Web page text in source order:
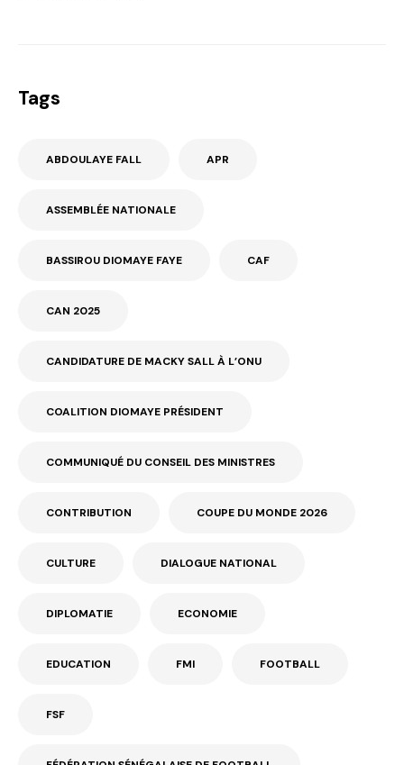
Tags
ABDOULAYE FALL APR
ASSEMBLÉE NATIONALE
BASSIROU DIOMAYE FAYE CAF
CAN 2025
CANDIDATURE DE MACKY SALL À L’ONU
COALITION DIOMAYE PRÉSIDENT
COMMUNIQUÉ DU CONSEIL DES MINISTRES
CONTRIBUTION COUPE DU MONDE 2026
CULTURE DIALOGUE NATIONAL
DIPLOMATIE ECONOMIE
EDUCATION FMI FOOTBALL
FSF